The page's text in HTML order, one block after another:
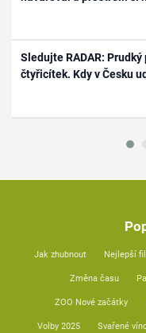
Sledujte RADAR:
čtyřicítek. Kdy v Česku
Jak zhubnout Nejlepší
Změna času
ZOO Nové začátky
Volby 2025 Svařené